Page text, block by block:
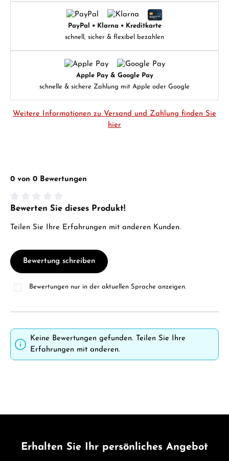
PayPal • Klarna • Kreditkarte
schnell, sicher & flexibel bezahlen
Apple Pay & Google Pay
schnelle & sichere Zahlung mit Apple oder Google
Weitere Informationen zu Versand und Zahlung finden Sie
hier
0 von 0 Bewertungen
Durchschnittliche Bewertung von 0 von 5 Sternen
Bewerten Sie dieses Produkt!
Teilen Sie Ihre Erfahrungen mit anderen Kunden.
Bewertung schreiben
Bewertungen nur in der aktuellen Sprache anzeigen.
Keine Bewertungen gefunden. Teilen Sie Ihre
Erfahrungen mit anderen.
Erhalten Sie Ihr persönliches Angebot